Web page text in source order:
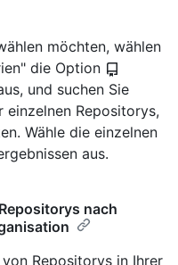
möchten, wählen
die Option
und suchen Sie
einzelnen Repositorys,
Wähle die einzelnen
aus.
nach
Repositorys in Ihrer